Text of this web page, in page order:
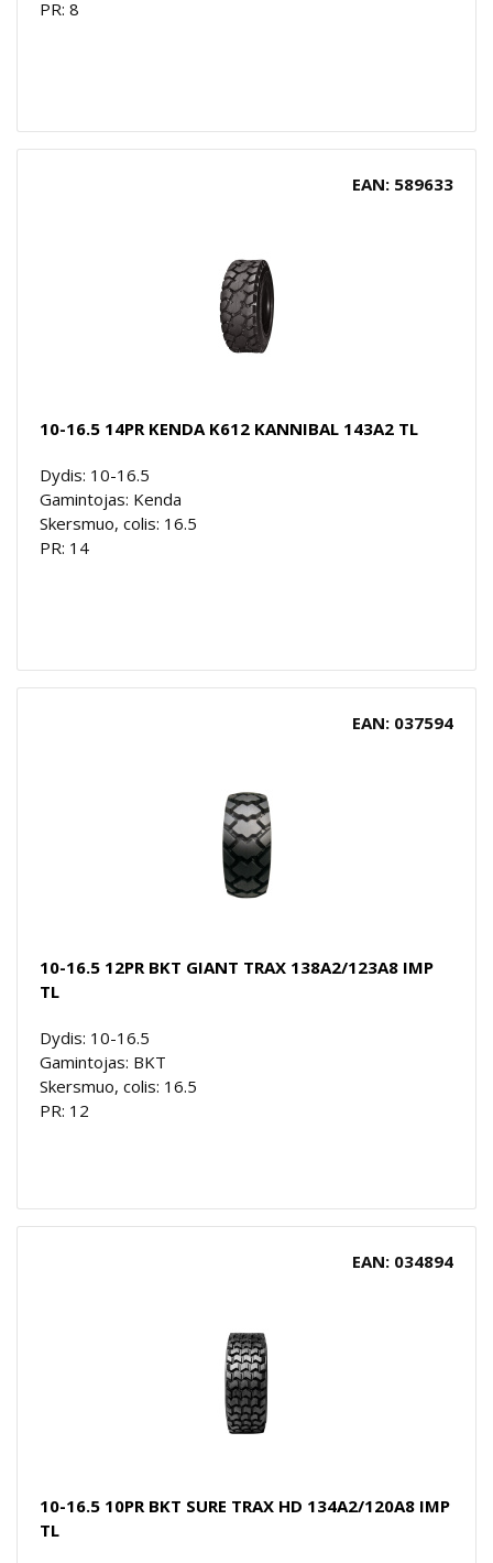
PR: 8
EAN: 589633
10-16.5 14PR KENDA K612 KANNIBAL 143A2 TL
Dydis: 10-16.5
Gamintojas: Kenda
Skersmuo, colis: 16.5
PR: 14
EAN: 037594
10-16.5 12PR BKT GIANT TRAX 138A2/123A8 IMP
TL
Dydis: 10-16.5
Gamintojas: BKT
Skersmuo, colis: 16.5
PR: 12
EAN: 034894
10-16.5 10PR BKT SURE TRAX HD 134A2/120A8 IMP
TL